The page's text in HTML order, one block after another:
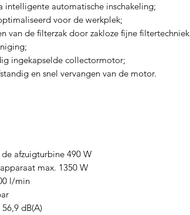
intelligente automatische inschakeling;
voor de werkplek;
van de filterzak door zakloze fijne filtertechniek
ingekapselde collectormotor;
en snel vervangen van de motor.
afzuigturbine 490 W
max. 1350 W
l/min
dB(A)